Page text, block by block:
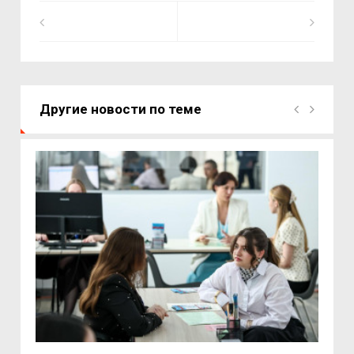
Другие новости по теме